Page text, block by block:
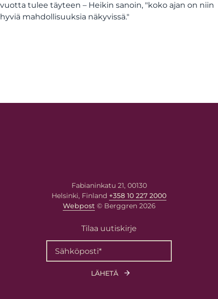
vuotta tulee täyteen – Heikin sanoin, "koko ajan on niin
hyviä mahdollisuuksia näkyvissä."
Fabianinkatu 21, 00130
Helsinki, Finland +358 10 227 2000
Webpost© Berggren 2026
Tilaa uutiskirje